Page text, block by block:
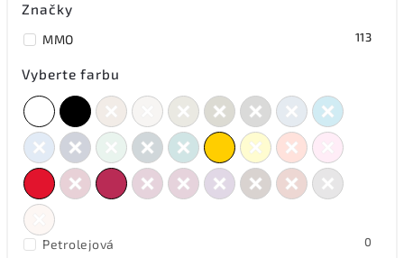
Značky
MMO 113
Vyberte farbu
Petrolejová 0